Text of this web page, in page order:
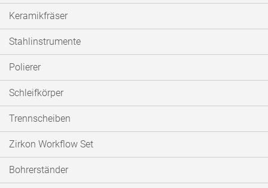
Keramikfräser
Stahlinstrumente
Polierer
Schleifkörper
Trennscheiben
Zirkon Workflow Set
Bohrerständer